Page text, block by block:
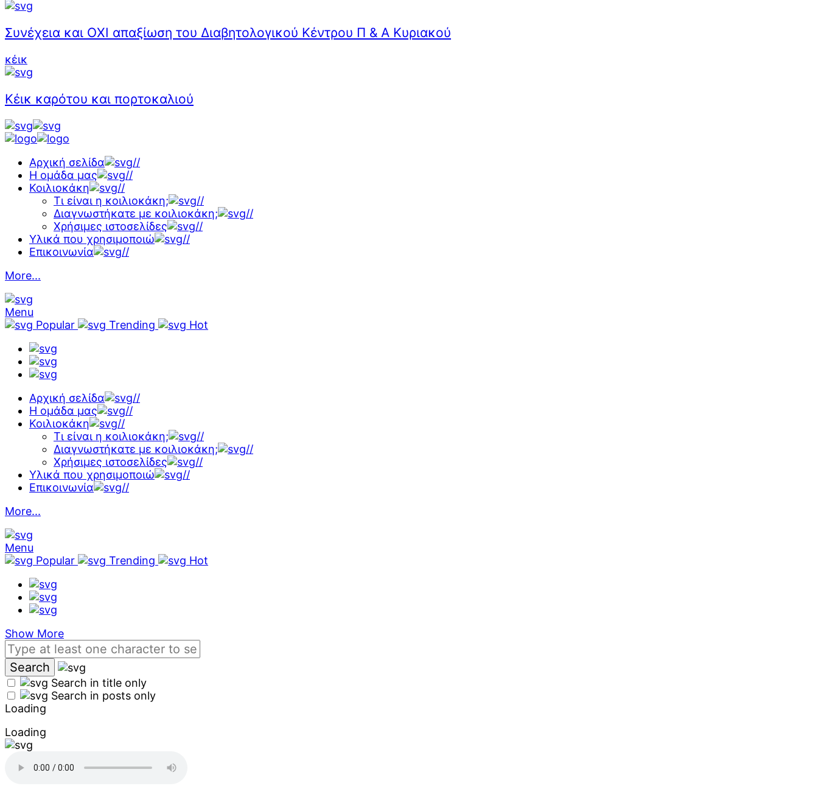
Συνέχεια και ΟΧΙ απαξίωση του Διαβητολογικού Κέντρου Π & Α Κυριακού
κέικ
Κέικ καρότου και πορτοκαλιού
Αρχική σελίδα
//
Η ομάδα μας
//
Κοιλιοκάκη
//
Τι είναι η κοιλιοκάκη;
//
Διαγνωστήκατε με κοιλιοκάκη;
//
Χρήσιμες ιστοσελίδες
//
Υλικά που χρησιμοποιώ
//
Επικοινωνία
//
More...
Menu
Popular
Trending Hot
Αρχική σελίδα
//
Η ομάδα μας
//
Κοιλιοκάκη
//
Τι είναι η κοιλιοκάκη;
//
Διαγνωστήκατε με κοιλιοκάκη;
//
Χρήσιμες ιστοσελίδες
//
Υλικά που χρησιμοποιώ
//
Επικοινωνία
//
More...
Menu
Popular
Trending Hot
Show More
Search in title only
Search in posts only
Loading
Loading